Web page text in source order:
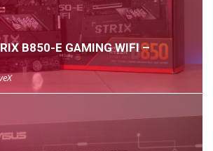
B850-E GAMING WIFI –